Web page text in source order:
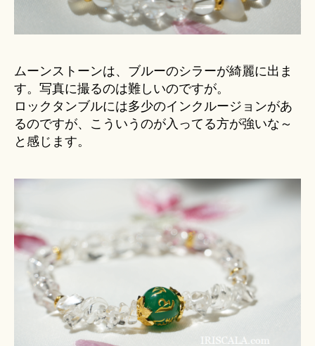
ムーンストーンは、ブルーのシラーが綺麗に出ま
す。写真に撮るのは難しいのですが。
ロックタンブルには多少のインクルージョンがあ
るのですが、こういうのが入ってる方が強いな～
と感じます。